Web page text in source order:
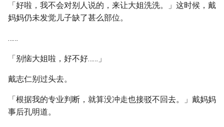
「好啦，我不会对别人说的，来让大姐洗洗。」这时候，戴
妈妈仍未发觉儿子缺了甚么部位。
……
「别恼大姐啦，好不好……」
戴志仁别过头去。
「根据我的专业判断，就算没冲走也接驳不回去。」戴妈妈
事后孔明道。